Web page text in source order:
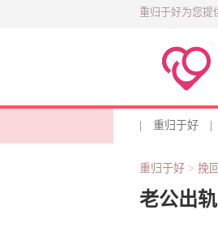
重归于好为您提
重归于好
重归于好> 挽
老公出